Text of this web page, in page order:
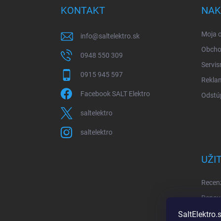
KONTAKT
info@saltelektro.sk
0948 550 309
0915 945 597
Facebook SALT Elektro
saltelektro
saltelektro
Moja
AEG